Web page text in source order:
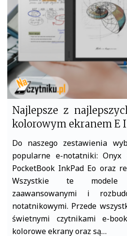
Najlepsze z
kolorowym ekranem E
Do naszego zestawienia
popularne e-notatniki:
PocketBook InkPad Eo oraz
Wszystkie te
zaawansowanymi i
notatnikowymi. Przede
świetnymi czytnikami e-
kolorowe ekrany oraz są…